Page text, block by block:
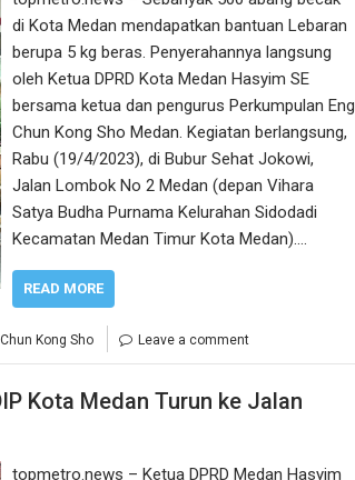
di Kota Medan mendapatkan bantuan Lebaran
berupa 5 kg beras. Penyerahannya langsung
oleh Ketua DPRD Kota Medan Hasyim SE
bersama ketua dan pengurus Perkumpulan Eng
Chun Kong Sho Medan. Kegiatan berlangsung,
Rabu (19/4/2023), di Bubur Sehat Jokowi,
Jalan Lombok No 2 Medan (depan Vihara
Satya Budha Purnama Kelurahan Sidodadi
Kecamatan Medan Timur Kota Medan).…
READ MORE
Kong Sho Leave a comment
Kota Medan Turun ke Jalan
topmetro.news – Ketua DPRD Medan Hasyim